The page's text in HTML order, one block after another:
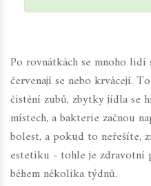
Po rovnátkách se mnoho lidí
červenají se nebo krvácejí.
čistění zubů, zbytky jídla se
místech, a bakterie začnou
bolest, a pokud to neřešíte,
estetiku - tohle je zdravotní
během několika týdnů.